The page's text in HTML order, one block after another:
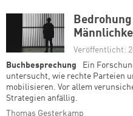
Veröffentlicht:
Buchbesprechung
Ein
untersucht, wie rechte Parteien
mobilisieren. Vor allem
Strategien anfällig.
Thomas Gesterkamp